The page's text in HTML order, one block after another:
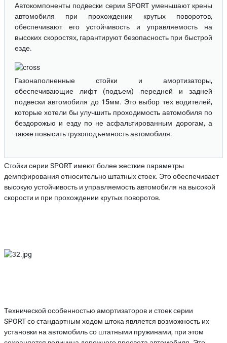
Автокомпоненты подвески серии SPORT уменьшают крены
автомобиля при прохождении крутых поворотов,
обеспечивают его устойчивость и управляемость на
высоких скоростях, гарантируют безопасность при быстрой
езде.
Газонаполненные стойки и амортизаторы,
обеспечивающие лифт (подъем) передней и задней
подвески автомобиля до 15мм. Это выбор тех водителей,
которые хотели бы улучшить проходимость автомобиля по
бездорожью и езду по не асфальтированным дорогам, а
также повысить грузоподъемность автомобиля.
Стойки серии SPORT имеют более жесткие параметры
демпфирования относительно штатных стоек. Это обеспечивает
высокую устойчивость и управляемость автомобиля на высокой
скорости и при прохождении крутых поворотов.
Технической особенностью амортизаторов и стоек серии
SPORTсо стандартным ходом штока является возможность их
установки на автомобиль со штатными пружинами, при этом